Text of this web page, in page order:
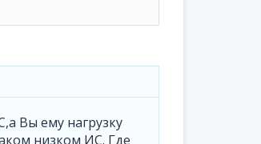
Вы ему нагрузку
низком ИС. Где